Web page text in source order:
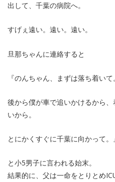
出して、千葉の病院へ。
すげぇ遠い。遠い。遠い。
旦那ちゃんに連絡すると
『のんちゃん、まずは落ち着いて。
後から僕が車で追いかけるから
いから。
とにかくすぐに千葉に向かって。
と小5男子に言われる始末。
結果的に、父は一命をとりとめ